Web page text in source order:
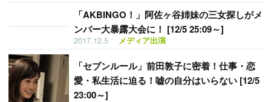
「AKBINGO！」阿佐ヶ谷姉妹の三女探しがメ
ンバー大暴露大会に！ [12/5 25:09～]
2017.12.5 メディア出演
「セブンルール」前田敦子に密着！仕事・恋
愛・私生活に迫る！嘘の自分はいらない [12/5
23:00～]